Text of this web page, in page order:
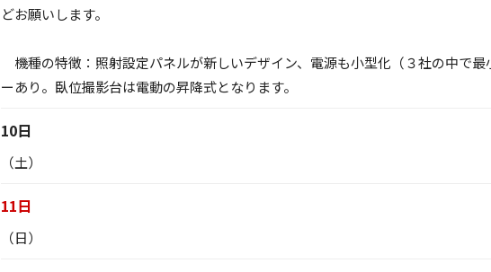
どお願いします。
機種の特徴：照射設定パネルが新しいデザイン、電源も小型化（３社の中で
ーあり。臥位撮影台は電動の昇降式となります。
10日
（土）
11日
（日）